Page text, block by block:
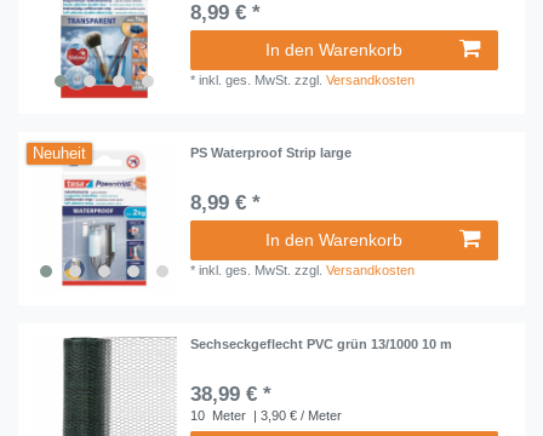
8,99 € *
In den Warenkorb
*inkl. ges. MwSt. zzgl.Versandkosten
Neuheit PS Waterproof Strip large
8,99 € *
In den Warenkorb
*inkl. ges. MwSt. zzgl.Versandkosten
Sechseckgeflecht PVC grün 13/1000 10 m
38,99 € *
10 Meter | 3,90 € / Meter